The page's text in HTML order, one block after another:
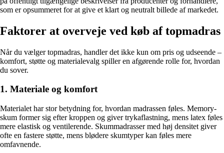
som er opsummeret for at give et klart og neutralt billede af markedet.
Faktorer at overveje ved køb af topmadras
Når du vælger topmadras, handler det ikke kun om pris og udseende –
komfort, støtte og materialevalg spiller en afgørende rolle for, hvordan
du sover.
1. Materiale og komfort
Materialet har stor betydning for, hvordan madrassen føles. Memory-
skum former sig efter kroppen og giver trykaflastning, mens latex føles
mere elastisk og ventilerende. Skummadrasser med høj densitet giver
ofte en fastere støtte, mens blødere skumtyper kan føles mere
omfavnende.